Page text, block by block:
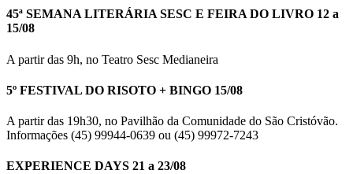
45ª SEMANA LITERÁRIA SESC E FEIRA DO LIVRO 12 a
15/08
A partir das 9h, no Teatro Sesc Medianeira
5º FESTIVAL DO RISOTO + BINGO 15/08
A partir das 19h30, no Pavilhão da Comunidade do São Cristóvão.
Informações (45) 99944-0639 ou (45) 99972-7243
EXPERIENCE DAYS 21 a 23/08